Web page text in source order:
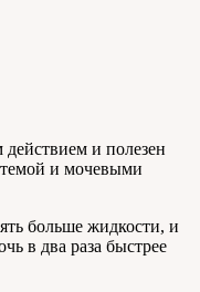
и полезен
и мочевыми
больше жидкости, и
в два раза быстрее